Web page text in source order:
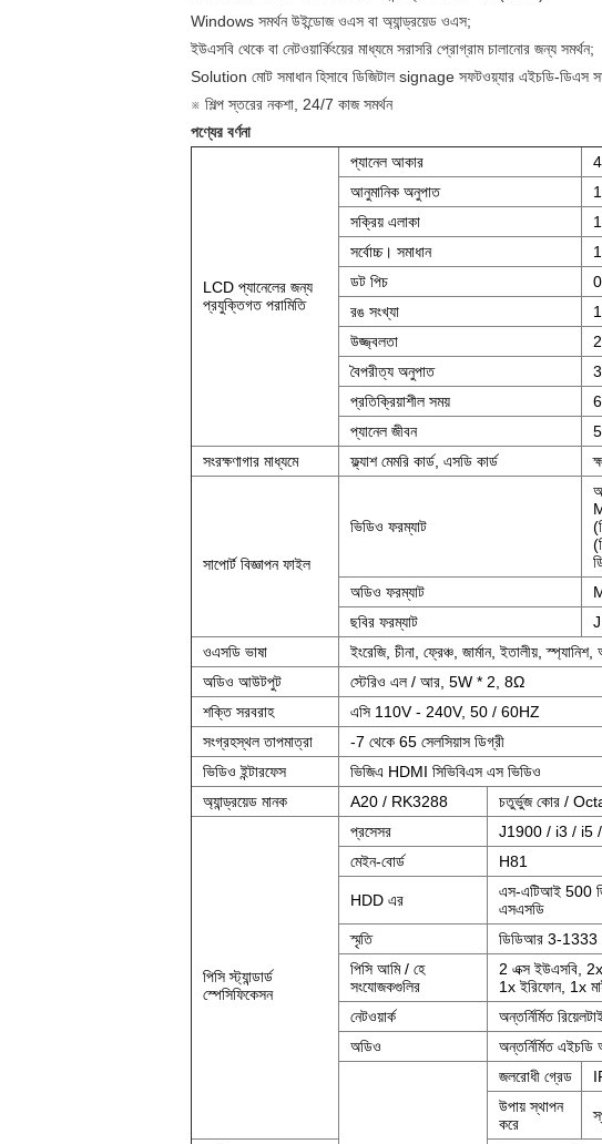
Windows সমর্থন উইন্ডোজ ওএস বা অ্যান্ড্রয়েড ওএস;
ইউএসবি থেকে বা নেটওয়ার্কিংয়ের মাধ্যমে সরাসরি প্রোগ্রাম চালানোর জন্য সমর্থন;
Solution মোট সমাধান হিসাবে ডিজিটাল signage সফটওয়্যার এইচডি-ডিএস
※ শিল্প স্তরের নকশা, 24/7 কাজ সমর্থন
পণ্যের বর্ণনা
LCD প্যানেলের জন্য
প্রযুক্তিগত পরামিতি
প্যানেল আকার
আনুমানিক অনুপাত
সক্রিয় এলাকা
সর্বোচ্চ। সমাধান
ডট পিচ
রঙ সংখ্যা
উজ্জ্বলতা
বৈপরীত্য অনুপাত
প্রতিক্রিয়াশীল সময়
প্যানেল জীবন
সংরক্ষণাগার মাধ্যমে
ফ্ল্যাশ মেমরি কার্ড, এসডি কার্ড
সাপোর্ট বিজ্ঞাপন ফাইল
ভিডিও ফরম্যাট
অডিও ফরম্যাট
ছবির ফরম্যাট
ওএসডি ভাষা
ইংরেজি, চীনা, ফ্রেঞ্চ, জার্মান, ইতালীয়,
অডিও আউটপুট
স্টেরিও এল / আর, 5W * 2, 8Ω
শক্তি সরবরাহ
এসি 110V - 240V, 50 / 60HZ
সংগ্রহস্থল তাপমাত্রা
-7 থেকে 65 সেলসিয়াস ডিগ্রী
ভিডিও ইন্টারফেস
ভিজিএ HDMI সিভিবিএস এস ভিডিও
অ্যান্ড্রয়েড মানক
A20 / RK3288 চতুর্ভুজ কোর /
পিসি স্ট্যান্ডার্ড
স্পেসিফিকেসন
প্রসেসর
J1900 / i3 / i5
মেইন-বোর্ড
H81
HDD এর
এস-এটিআই 500
এসএসডি
স্মৃতি
ডিডিআর 3-1333
পিসি আমি / হে
সংযোজকগুলির
2 এক্স ইউএসবি,
1x ইরিফোন, 1x
নেটওয়ার্ক
অন্তর্নির্মিত
অডিও
অন্তর্নির্মিত
জলরোধী গ্রেড
উপায় স্থাপন
করে